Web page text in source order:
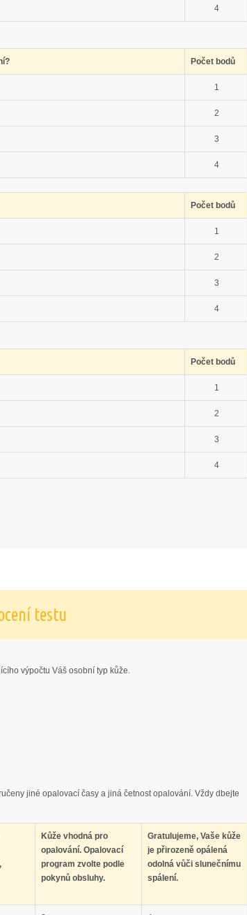
4
Počet bodů
1
2
3
4
Počet bodů
1
2
3
4
Počet bodů
1
2
3
4
testu
výpočtu Váš osobní typ kůže.
jiné opalovací časy a jiná četnost opalování. Vždy dbejte
Kůže vhodná pro
opalování. Opalovací
program zvolte podle
pokynů obsluhy.
Gratulujeme, Vaše kůže
je přirozeně opálená
odolná vůči slunečnímu
spálení.